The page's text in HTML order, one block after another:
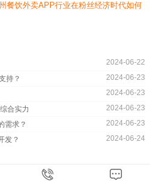
餐饮外卖APP行业在粉丝经济时代如何
2024-06-22
持？
2024-06-23
2024-06-23
合实力
2024-06-23
需求？
2024-06-23
发？
2024-06-24